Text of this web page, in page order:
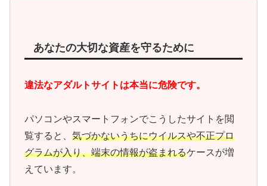
あなたの大切な資産を守るために
違法なアダルトサイトは本当に危険です。
パソコンやスマートフォンでこうしたサイトを閲
覧すると、 気づかないうちにウイルスや不正プロ
グラムが入り、端末の情報が盗まれるケースが増
えています。